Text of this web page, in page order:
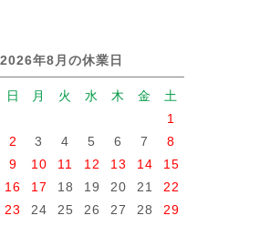
2026年8月の休業日
日 月 火 水 木 金
土
1
2
3 4 5 6 7
8
9
10 11 12 13 14
15
16
17 18 19 20 21
22
23
24 25 26 27 28
29